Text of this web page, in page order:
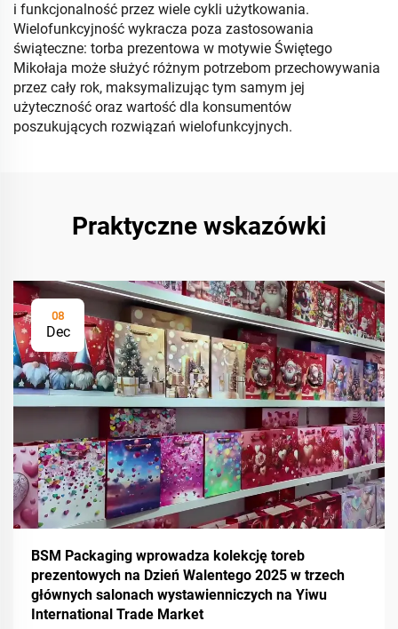
i funkcjonalność przez wiele cykli użytkowania.
Wielofunkcyjność wykracza poza zastosowania
świąteczne: torba prezentowa w motywie Świętego
Mikołaja może służyć różnym potrzebom przechowywania
przez cały rok, maksymalizując tym samym jej
użyteczność oraz wartość dla konsumentów
poszukujących rozwiązań wielofunkcyjnych.
Praktyczne wskazówki
08
Dec
BSM Packaging wprowadza kolekcję toreb
prezentowych na Dzień Walentego 2025 w trzech
głównych salonach wystawienniczych na Yiwu
International Trade Market